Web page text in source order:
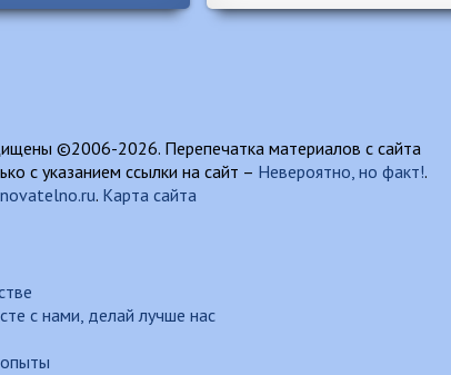
©2006-2026. Перепечатка материалов с сайта
с указанием ссылки на сайт – Невероятно, но факт!.
. Карта сайта
с нами, делай лучше нас